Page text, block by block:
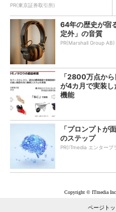
PR(東京証券取引所)
64年の歴史が宿
定外」の音質
PR(Marshall Group AB)
「2800万点か
が4カ月で実装
機能
「プロンプト
のステップ
PR(ITmedia エンタープ
Copyright © ITmedia
ページト